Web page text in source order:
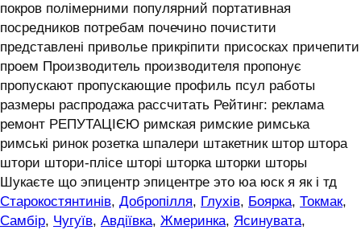
покров полімерними популярний портативная
посредников потребам почечино почистити
представлені приволье прикріпити присосках причепити
проем Производитель производителя пропонує
пропускают пропускающие профиль псул работы
размеры распродажа рассчитать Рейтинг: реклама
ремонт РЕПУТАЦІЄЮ римская римские римська
римські ринок розетка шпалери штакетник штор штора
штори штори-плісе шторі шторка шторки шторы
Шукаєте що эпицентр эпицентре это юа юск я як і тд
Старокостянтинів, Добропілля, Глухів, Боярка, Токмак,
Самбір, Чугуїв, Авдіївка, Жмеринка, Ясинувата,